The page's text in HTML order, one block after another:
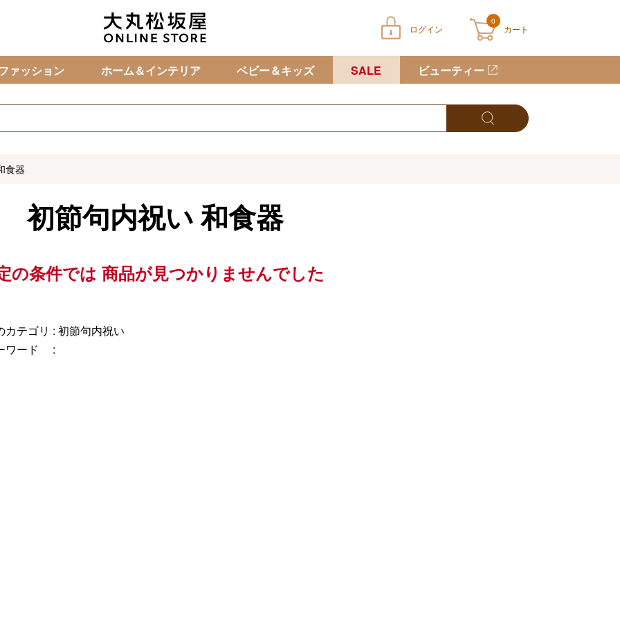
ログイン
0
カート
カートに商品が入っていません
ァッション ホーム＆インテリア ベビー＆キッズ SALE ビューティー
食器
初節句内祝い 和食器
の条件では 商品が見つかりませんでした
カテゴリ : 初節句内祝い
ワード :